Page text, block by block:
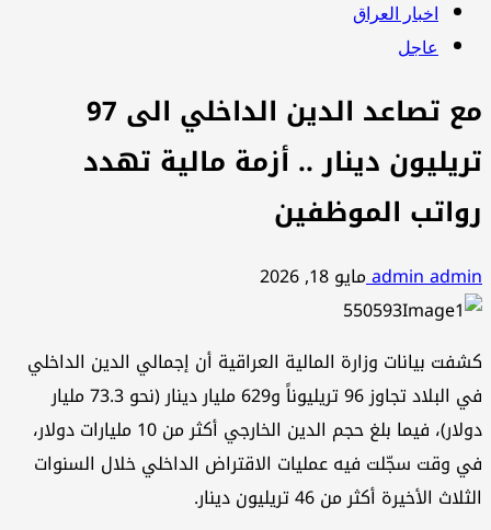
اخبار العراق
عاجل
مع تصاعد الدين الداخلي الى 97
تريليون دينار .. أزمة مالية تهدد
رواتب الموظفين
admin adminمايو 18, 2026
كشفت بيانات وزارة المالية العراقية أن إجمالي الدين الداخلي
في البلاد تجاوز 96 تريليوناً و629 مليار دينار (نحو 73.3 مليار
دولار)، فيما بلغ حجم الدين الخارجي أكثر من 10 مليارات دولار،
في وقت سجّلت فيه عمليات الاقتراض الداخلي خلال السنوات
الثلاث الأخيرة أكثر من 46 تريليون دينار.